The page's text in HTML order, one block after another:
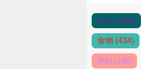
作法 (2103)
食物 (434)
孕妇 (188)